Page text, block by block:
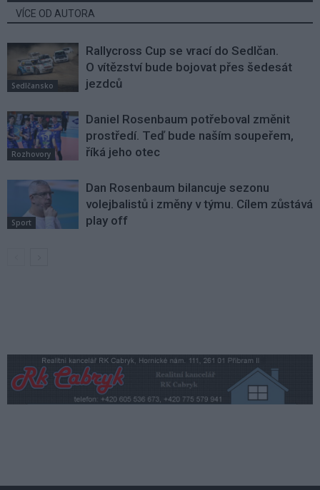
VÍCE OD AUTORA
Sedlčansko
Rallycross Cup se vrací do Sedlčan.
O vítězství bude bojovat přes šedesát
jezdců
Rozhovory
Daniel Rosenbaum potřeboval změnit
prostředí. Teď bude naším soupeřem,
říká jeho otec
Sport
Dan Rosenbaum bilancuje sezonu
volejbalistů i změny v týmu. Cílem zůstává
play off